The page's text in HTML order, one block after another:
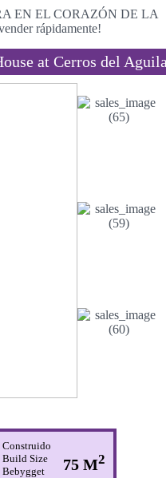
EN EL CORAZÓN DE LA
rápidamente!
at Cerros del
Construido
Build Size
Bebygget
75 M2